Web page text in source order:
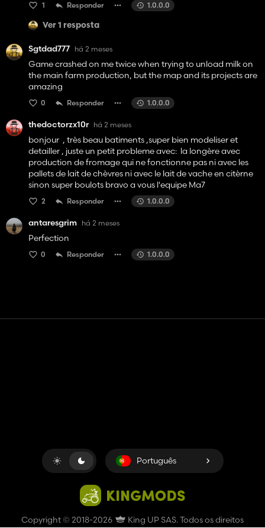
1 Responder 1.0.0.0
Ver 1 resposta
Sgtdad777 há 2 meses
Game crashed on me twice when trying to unload milk on
the main farm production, but the map and its projects are
amazing
0 Responder 1.0.0.0
thedoctorzx10r há 2 meses
bonjour , très beau batiments ,super bien modeliser et
detailler , juste un petit probleme avec: la longère avec
production de fromage qui ne fonctionne pas ni avec les
pallets de lait de chèvres ni avec le lait de vache en citèrne
sinon super boulots bravo a vous l'equipe Ma7
2 Responder 1.0.0.0
antaresgrim há 2 meses
Perfection
0 Responder 1.0.0.0
Copyright © 2018-2026 King UP SAS. Todos os direitos
Português